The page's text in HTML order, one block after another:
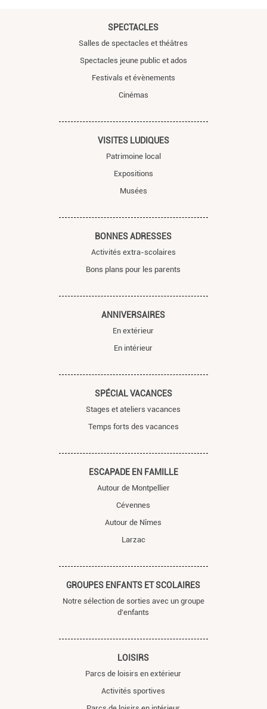
SPECTACLES
Salles de spectacles et théâtres
Spectacles jeune public et ados
Festivals et évènements
Cinémas
VISITES LUDIQUES
Patrimoine local
Expositions
Musées
BONNES ADRESSES
Activités extra-scolaires
Bons plans pour les parents
ANNIVERSAIRES
En extérieur
En intérieur
SPÉCIAL VACANCES
Stages et ateliers vacances
Temps forts des vacances
ESCAPADE EN FAMILLE
Autour de Montpellier
Cévennes
Autour de Nîmes
Larzac
GROUPES ENFANTS ET SCOLAIRES
Notre sélection de sorties avec un groupe
d'enfants
LOISIRS
Parcs de loisirs en extérieur
Activités sportives